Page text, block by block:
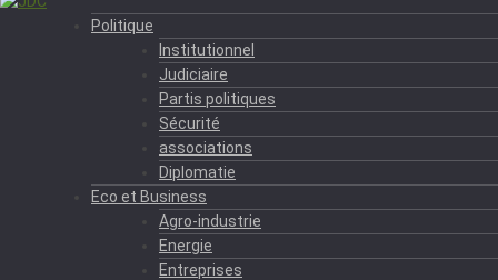
Politique
Institutionnel
Judiciaire
Partis politiques
Sécurité
associations
Diplomatie
Eco et Business
Agro-industrie
Energie
Entreprises